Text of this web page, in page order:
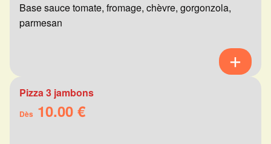
Base sauce tomate, fromage, chèvre, gorgonzola,
parmesan
Pizza 3 jambons
Dès 10.00 €